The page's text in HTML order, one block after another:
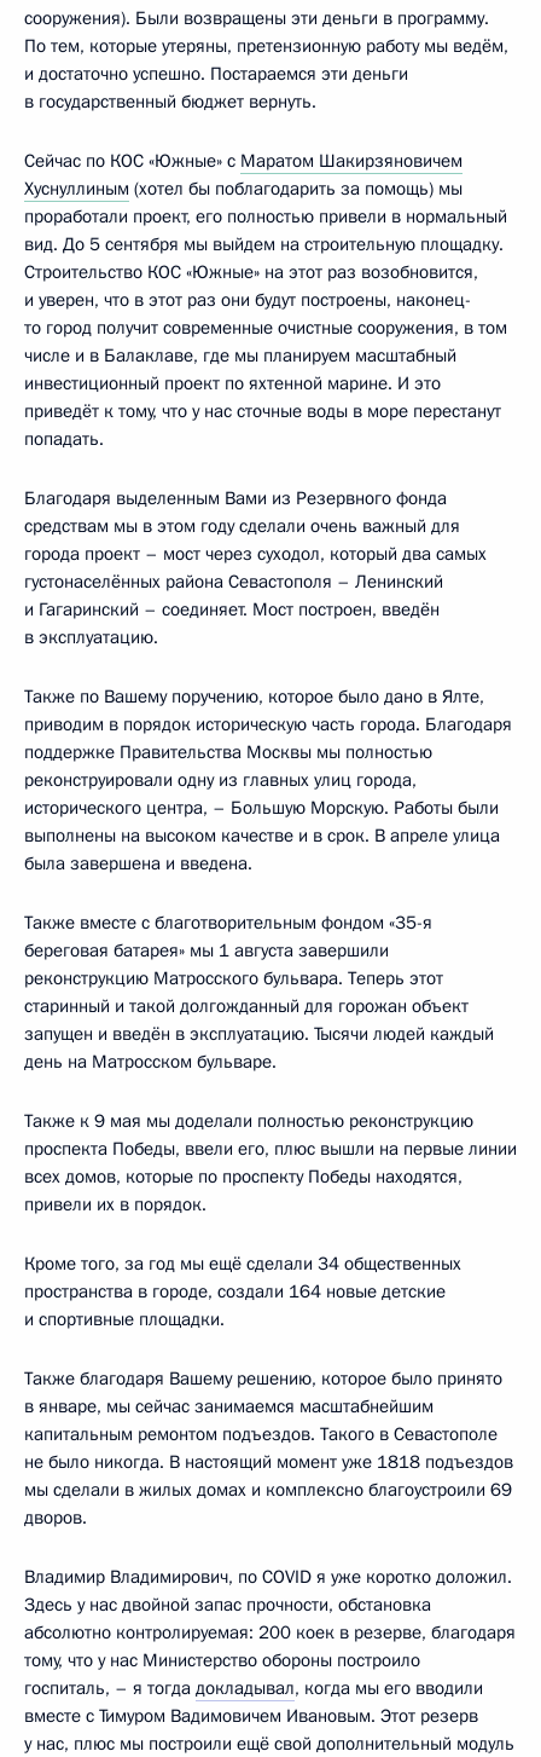
сооружения). Были возвращены эти деньги в программу.
По тем, которые утеряны, претензионную работу мы ведём,
и достаточно успешно. Постараемся эти деньги
в государственный бюджет вернуть.
Сейчас по КОС «Южные» с Маратом Шакирзяновичем
Хуснуллиным (хотел бы поблагодарить за помощь) мы
проработали проект, его полностью привели в нормальный
вид. До 5 сентября мы выйдем на строительную площадку.
Строительство КОС «Южные» на этот раз возобновится,
и уверен, что в этот раз они будут построены, наконец-
то город получит современные очистные сооружения, в том
числе и в Балаклаве, где мы планируем масштабный
инвестиционный проект по яхтенной марине. И это
приведёт к тому, что у нас сточные воды в море перестанут
попадать.
Благодаря выделенным Вами из Резервного фонда
средствам мы в этом году сделали очень важный для
города проект – мост через суходол, который два самых
густонаселённых района Севастополя – Ленинский
и Гагаринский – соединяет. Мост построен, введён
в эксплуатацию.
Также по Вашему поручению, которое было дано в Ялте,
приводим в порядок историческую часть города. Благодаря
поддержке Правительства Москвы мы полностью
реконструировали одну из главных улиц города,
исторического центра, – Большую Морскую. Работы были
выполнены на высоком качестве и в срок. В апреле улица
была завершена и введена.
Также вместе с благотворительным фондом «35-я
береговая батарея» мы 1 августа завершили
реконструкцию Матросского бульвара. Теперь этот
старинный и такой долгожданный для горожан объект
запущен и введён в эксплуатацию. Тысячи людей каждый
день на Матросском бульваре.
Также к 9 мая мы доделали полностью реконструкцию
проспекта Победы, ввели его, плюс вышли на первые линии
всех домов, которые по проспекту Победы находятся,
привели их в порядок.
Кроме того, за год мы ещё сделали 34 общественных
пространства в городе, создали 164 новые детские
и спортивные площадки.
Также благодаря Вашему решению, которое было принято
в январе, мы сейчас занимаемся масштабнейшим
капитальным ремонтом подъездов. Такого в Севастополе
не было никогда. В настоящий момент уже 1818 подъездов
мы сделали в жилых домах и комплексно благоустроили 69
дворов.
Владимир Владимирович, по COVID я уже коротко доложил.
Здесь у нас двойной запас прочности, обстановка
абсолютно контролируемая: 200 коек в резерве, благодаря
тому, что у нас Министерство обороны построило
госпиталь, – я тогда докладывал, когда мы его вводили
вместе с Тимуром Вадимовичем Ивановым. Этот резерв
у нас, плюс мы построили ещё свой дополнительный модуль